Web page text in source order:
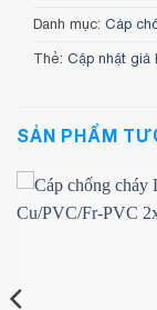
Danh mục: Cáp
Thẻ: Cập nhật giá
SẢN PHẨM